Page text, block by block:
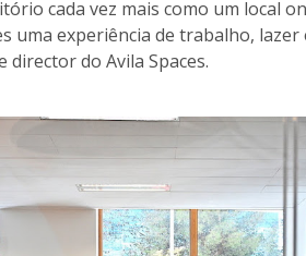
cada vez mais como um local
uma experiência de trabalho, lazer
director do Avila Spaces.